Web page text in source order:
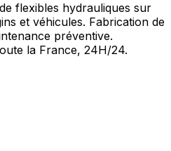
flexibles hydrauliques sur
et véhicules. Fabrication de
préventive.
la France, 24H/24.